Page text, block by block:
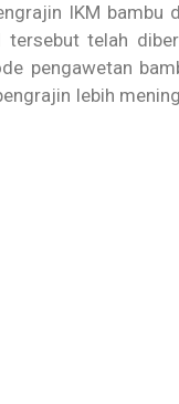
IKM bambu
telah
pengawetan
lebih